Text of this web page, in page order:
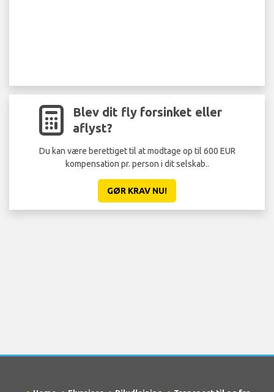
Blev dit fly forsinket eller
aflyst?
Du kan være berettiget til at modtage op til 600 EUR
kompensation pr. person i dit selskab..
GØR KRAV NU!